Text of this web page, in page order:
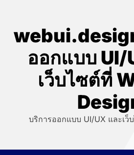
content
ออกแบบ UI/
เว็บไซต์ที่
บริการออกแบบ UI/UX และเ